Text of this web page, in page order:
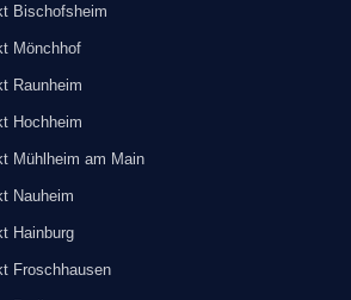
Bischofsheim
Mönchhof
Raunheim
Hochheim
Mühlheim am Main
Nauheim
Hainburg
Froschhausen